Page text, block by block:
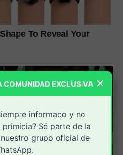
×
COMUNIDAD EXCLUSIVA
informado y no
Sé parte de la
grupo oficial de